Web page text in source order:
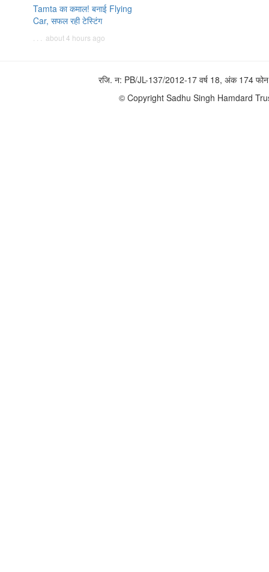
Tamta का कमाल! बनाई Flying
Car, सफल रही टेस्टिंग
. . . about 4 hours ago
रजि. न: PB/JL-137/2012-17 वर्ष 18, अंक 174
© Copyright Sadhu Singh Hamdard